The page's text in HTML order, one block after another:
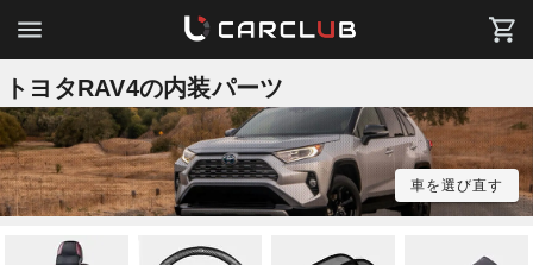
トヨタRAV4の内装パーツ
車を選び直す